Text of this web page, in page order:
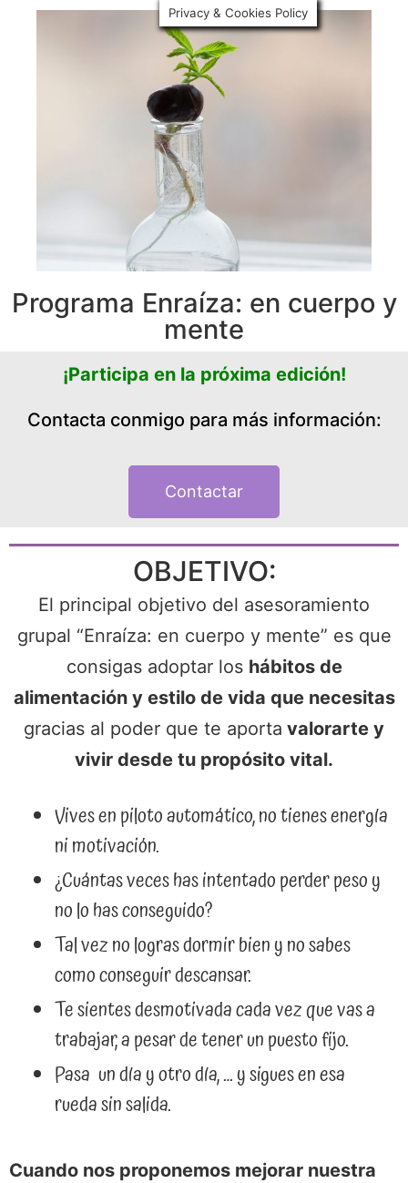
Programa Enraíza: en cuerpo y
mente
¡Participa en la próxima edición!
Contacta conmigo para más información:
Contactar
OBJETIVO:
El principal objetivo del asesoramiento
grupal “Enraíza: en cuerpo y mente” es que
consigas adoptar los hábitos de
alimentación y estilo de vida que necesitas
gracias al poder que te aporta valorarte y
vivir desde tu propósito vital.
Vives en piloto automático, no tienes energía
ni motivación.
¿Cuántas veces has intentado perder peso y
no lo has conseguido?
Tal vez no logras dormir bien y no sabes
como conseguir descansar.
Te sientes desmotivada cada vez que vas a
trabajar, a pesar de tener un puesto fijo.
Pasa un día y otro día, … y sigues en esa
rueda sin salida.
Cuando nos proponemos mejorar nuestra
Privacy & Cookies Policy